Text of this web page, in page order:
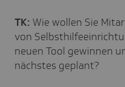
TK: Wie wollen Sie
von
neuen Tool gewinnen
nächstes geplant?